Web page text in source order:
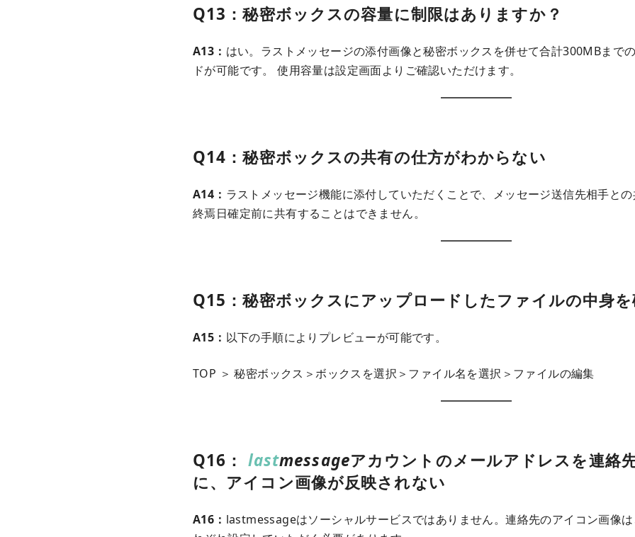
Q13：秘密ボックスの容量に制限はありますか？
A13： はい。ラストメッセージの添付画像と秘密ボックスを併せて合計300MBまで
ドが可能です。 使用容量は設定画面よりご確認いただけます。
Q14：秘密ボックスの共有の仕方がわからない
A14： ラストメッセージ機能に添付していただくことで、メッセージ送信先相手と
終焉日確定前に共有することはできません。
Q15：秘密ボックスにアップロードしたファイルの中身
A15： 以下の手順によりプレビューが可能です。
TOP ＞ 秘密ボックス＞ボックスを選択＞ファイル名を選択＞ファイルの編集
Q16： lastmessageアカウントのメールアドレスを連絡
に、アイコン画像が反映されない
A16： lastmessageはソーシャルサービスではありません。連絡先のアイコン画像